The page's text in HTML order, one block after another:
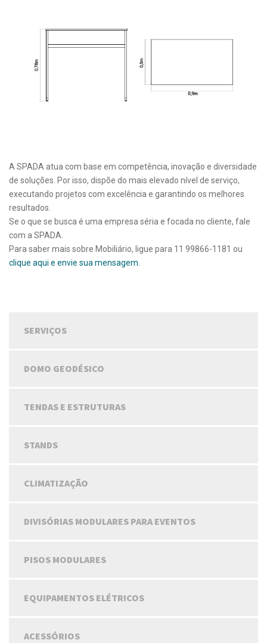
A SPADA atua com base em competência, inovação e diversidade
de soluções. Por isso, dispõe do mais elevado nível de serviço,
executando projetos com excelência e garantindo os melhores
resultados.
Se o que se busca é uma empresa séria e focada no cliente, fale
com a SPADA.
Para saber mais sobre Mobiliário, ligue para 11 99866-1181 ou
clique aqui e envie sua mensagem.
SERVIÇOS
DOMO GEODÉSICO
TENDAS E ESTRUTURAS
STANDS
CLIMATIZAÇÃO
DIVISÓRIAS MODULARES PARA EVENTOS
PISOS MODULARES
EQUIPAMENTOS ELÉTRICOS
ACESSÓRIOS